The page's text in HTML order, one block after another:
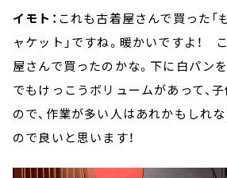
イモト： これも古着屋さんで買った「
ャケット」ですね。暖かいですよ！
屋さんで買ったのかな。下に白パン
でもけっこうボリュームがあって、
ので、作業が多い人はあれかもしれ
ので良いと思います！